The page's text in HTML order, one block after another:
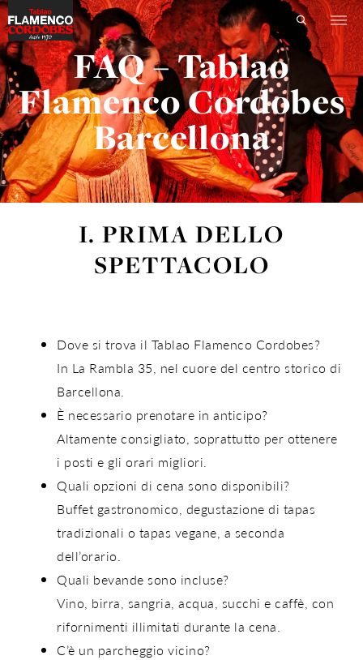
FAQ – Tablao
Flamenco Cordobes
Barcellona
I. PRIMA DELLO
SPETTACOLO
Dove si trova il Tablao Flamenco Cordobes?
In La Rambla 35, nel cuore del centro storico di
Barcellona.
È necessario prenotare in anticipo?
Altamente consigliato, soprattutto per ottenere
i posti e gli orari migliori.
Quali opzioni di cena sono disponibili?
Buffet gastronomico, degustazione di tapas
tradizionali o tapas vegane, a seconda
dell’orario.
Quali bevande sono incluse?
Vino, birra, sangria, acqua, succhi e caffè, con
rifornimenti illimitati durante la cena.
C’è un parcheggio vicino?